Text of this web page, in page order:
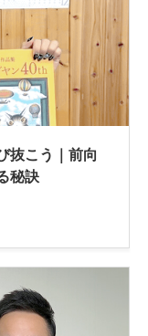
抜こう｜前向
秘訣